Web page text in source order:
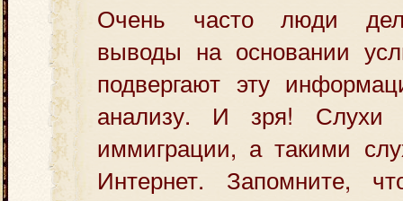
Очень часто люди
выводы на основании
подвергают эту
анализу. И зря! Слухи
иммиграции, а такими
Интернет. Запомните,